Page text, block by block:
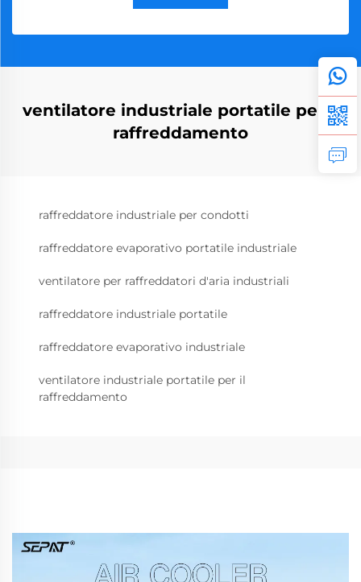
ventilatore industriale portatile per il
raffreddamento
raffreddatore industriale per condotti
raffreddatore evaporativo portatile industriale
ventilatore per raffreddatori d'aria industriali
raffreddatore industriale portatile
raffreddatore evaporativo industriale
ventilatore industriale portatile per il
raffreddamento